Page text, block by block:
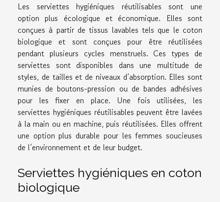
Les serviettes hygiéniques réutilisables sont une
option plus écologique et économique. Elles sont
conçues à partir de tissus lavables tels que le coton
biologique et sont conçues pour être réutilisées
pendant plusieurs cycles menstruels. Ces types de
serviettes sont disponibles dans une multitude de
styles, de tailles et de niveaux d’absorption. Elles sont
munies de boutons-pression ou de bandes adhésives
pour les fixer en place. Une fois utilisées, les
serviettes hygiéniques réutilisables peuvent être lavées
à la main ou en machine, puis réutilisées. Elles offrent
une option plus durable pour les femmes soucieuses
de l’environnement et de leur budget.
Serviettes hygiéniques en coton
biologique